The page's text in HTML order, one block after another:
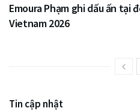
Emoura Phạm ghi dấu ấn tại
Vietnam 2026
Tin cập nhật